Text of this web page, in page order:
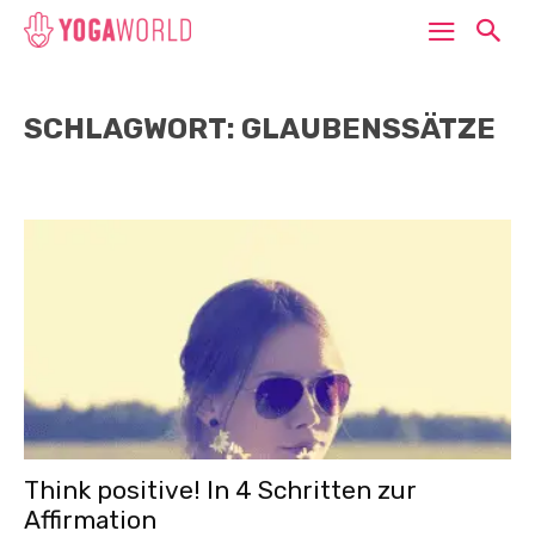
SCHLAGWORT: GLAUBENSSÄTZE
Think positive! In 4 Schritten zur
Affirmation